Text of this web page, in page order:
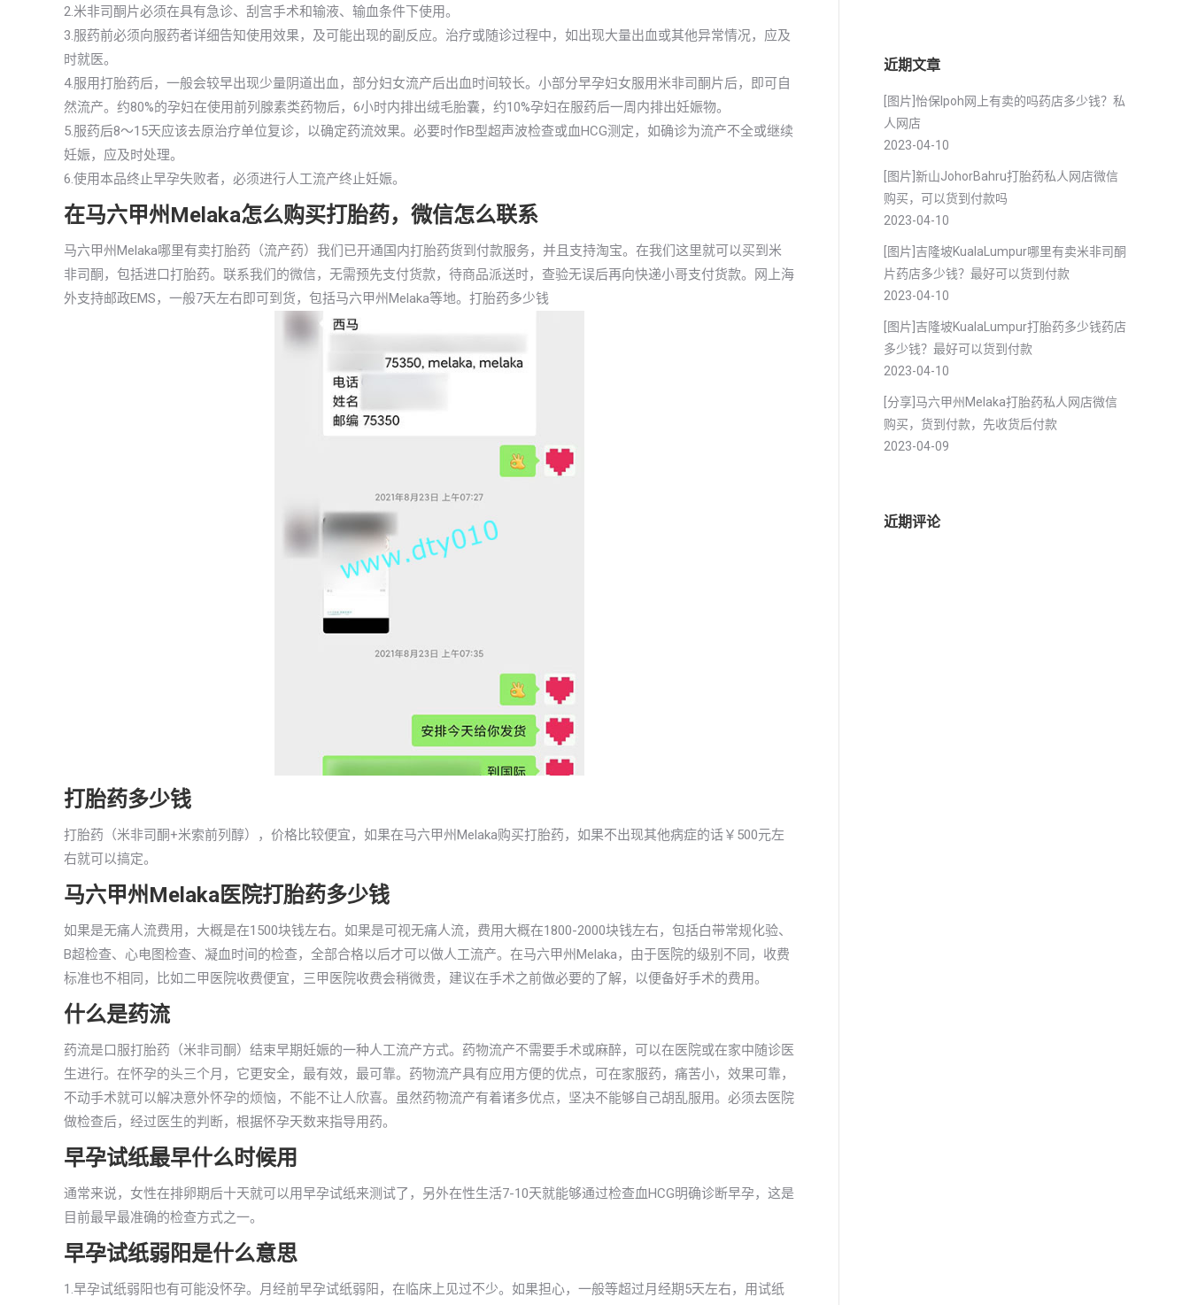
2.米非司酮片必须在具有急诊、刮宫手术和输液、输血条件下使用。
3.服药前必须向服药者详细告知使用效果，及可能出现的副反应。治疗或随诊过程中，如出现大量出血或其他异常情况，应及
时就医。
4.服用打胎药后，一般会较早出现少量阴道出血，部分妇女流产后出血时间较长。小部分早孕妇女服用米非司酮片后，即可自
然流产。约80%的孕妇在使用前列腺素类药物后，6小时内排出绒毛胎囊，约10%孕妇在服药后一周内排出妊娠物。
5.服药后8～15天应该去原治疗单位复诊，以确定药流效果。必要时作B型超声波检查或血HCG测定，如确诊为流产不全或继续
妊娠，应及时处理。
6.使用本品终止早孕失败者，必须进行人工流产终止妊娠。
在马六甲州Melaka怎么购买打胎药，微信怎么联系
马六甲州Melaka哪里有卖打胎药（流产药）我们已开通国内打胎药货到付款服务，并且支持淘宝。在我们这里就可以买到米
非司酮，包括进口打胎药。联系我们的微信，无需预先支付货款，待商品派送时，查验无误后再向快递小哥支付货款。网上海
外支持邮政EMS，一般7天左右即可到货，包括马六甲州Melaka等地。打胎药多少钱
打胎药多少钱
打胎药（米非司酮+米索前列醇），价格比较便宜，如果在马六甲州Melaka购买打胎药，如果不出现其他病症的话￥500元左
右就可以搞定。
马六甲州Melaka医院打胎药多少钱
如果是无痛人流费用，大概是在1500块钱左右。如果是可视无痛人流，费用大概在1800-2000块钱左右，包括白带常规化验、
B超检查、心电图检查、凝血时间的检查，全部合格以后才可以做人工流产。在马六甲州Melaka，由于医院的级别不同，收费
标准也不相同，比如二甲医院收费便宜，三甲医院收费会稍微贵，建议在手术之前做必要的了解，以便备好手术的费用。
什么是药流
药流是口服打胎药（米非司酮）结束早期妊娠的一种人工流产方式。药物流产不需要手术或麻醉，可以在医院或在家中随诊医
生进行。在怀孕的头三个月，它更安全，最有效，最可靠。药物流产具有应用方便的优点，可在家服药，痛苦小，效果可靠，
不动手术就可以解决意外怀孕的烦恼，不能不让人欣喜。虽然药物流产有着诸多优点，坚决不能够自己胡乱服用。必须去医院
做检查后，经过医生的判断，根据怀孕天数来指导用药。
早孕试纸最早什么时候用
通常来说，女性在排卵期后十天就可以用早孕试纸来测试了，另外在性生活7-10天就能够通过检查血HCG明确诊断早孕，这是
目前最早最准确的检查方式之一。
早孕试纸弱阳是什么意思
1.早孕试纸弱阳也有可能没怀孕。月经前早孕试纸弱阳，在临床上见过不少。如果担心，一般等超过月经期5天左右，用试纸
近期文章
[图片]怡保lpoh网上有卖的吗药店多少钱？私
人网店
2023-04-10
[图片]新山JohorBahru打胎药私人网店微信
购买，可以货到付款吗
2023-04-10
[图片]吉隆坡KualaLumpur哪里有卖米非司酮
片药店多少钱？最好可以货到付款
2023-04-10
[图片]吉隆坡KualaLumpur打胎药多少钱药店
多少钱？最好可以货到付款
2023-04-10
[分享]马六甲州Melaka打胎药私人网店微信
购买，货到付款，先收货后付款
2023-04-09
近期评论